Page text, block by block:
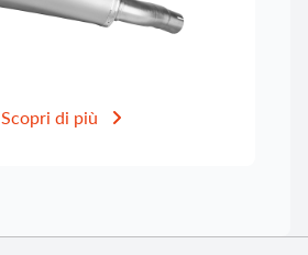
Scopri di più